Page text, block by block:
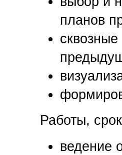
планов
Работы,
ведение